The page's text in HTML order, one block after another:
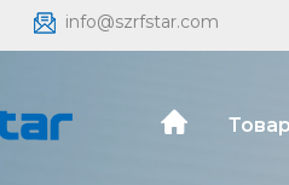
info@szrfstar.com